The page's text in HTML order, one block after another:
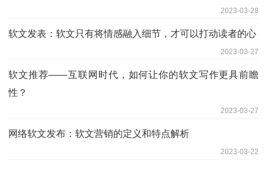
2023-03-28
软文发表：软文只有将情感融入细节，才可以打动读者的心
2023-03-27
软文推荐——互联网时代，如何让你的软文写作更具前瞻
性？
2023-03-27
网络软文发布：软文营销的定义和特点解析
2023-03-22